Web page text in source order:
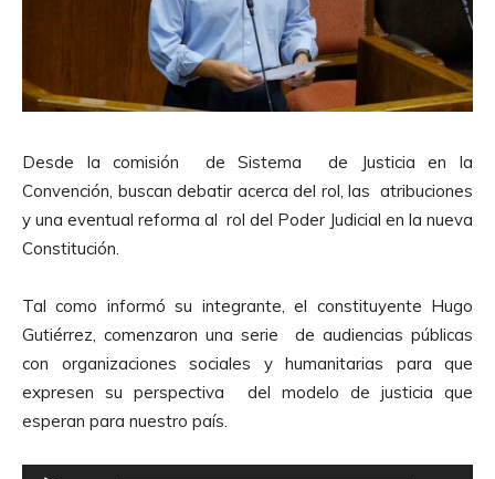
Desde la comisión de Sistema de Justicia en la
Convención, buscan debatir acerca del rol, las atribuciones
y una eventual reforma al rol del Poder Judicial en la nueva
Constitución.
Tal como informó su integrante, el constituyente Hugo
Gutiérrez, comenzaron una serie de audiencias públicas
con organizaciones sociales y humanitarias para que
expresen su perspectiva del modelo de justicia que
esperan para nuestro país.